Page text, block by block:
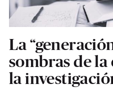
La
sombras de la
la